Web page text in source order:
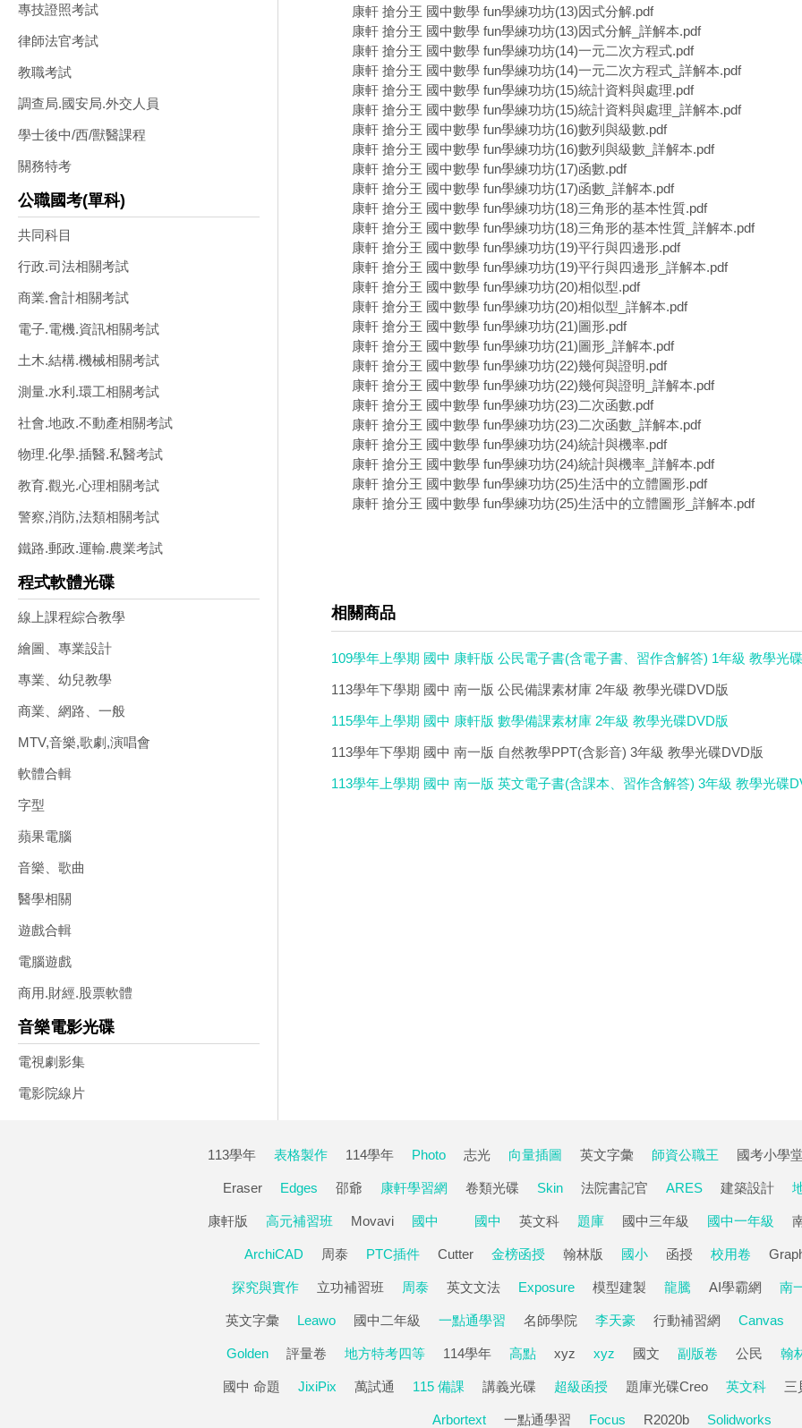
專技證照考試
律師法官考試
教職考試
調查局.國安局.外交人員
學士後中/西/獸醫課程
關務特考
公職國考(單科)
共同科目
行政.司法相關考試
商業.會計相關考試
電子.電機.資訊相關考試
土木.結構.機械相關考試
測量.水利.環工相關考試
社會.地政.不動產相關考試
物理.化學.插醫.私醫考試
教育.觀光.心理相關考試
警察,消防,法類相關考試
鐵路.郵政.運輸.農業考試
程式軟體光碟
線上課程綜合教學
繪圖、專業設計
專業、幼兒教學
商業、網路、一般
MTV,音樂,歌劇,演唱會
軟體合輯
字型
蘋果電腦
音樂、歌曲
醫學相關
遊戲合輯
電腦遊戲
商用.財經.股票軟體
音樂電影光碟
電視劇影集
電影院線片
康軒 搶分王 國中數學 fun學練功坊(13)因式分解.pdf
康軒 搶分王 國中數學 fun學練功坊(13)因式分解_詳解本.pdf
康軒 搶分王 國中數學 fun學練功坊(14)一元二次方程式.pdf
康軒 搶分王 國中數學 fun學練功坊(14)一元二次方程式_詳解本.pdf
康軒 搶分王 國中數學 fun學練功坊(15)統計資料與處理.pdf
康軒 搶分王 國中數學 fun學練功坊(15)統計資料與處理_詳解本.pdf
康軒 搶分王 國中數學 fun學練功坊(16)數列與級數.pdf
康軒 搶分王 國中數學 fun學練功坊(16)數列與級數_詳解本.pdf
康軒 搶分王 國中數學 fun學練功坊(17)函數.pdf
康軒 搶分王 國中數學 fun學練功坊(17)函數_詳解本.pdf
康軒 搶分王 國中數學 fun學練功坊(18)三角形的基本性質.pdf
康軒 搶分王 國中數學 fun學練功坊(18)三角形的基本性質_詳解本.pdf
康軒 搶分王 國中數學 fun學練功坊(19)平行與四邊形.pdf
康軒 搶分王 國中數學 fun學練功坊(19)平行與四邊形_詳解本.pdf
康軒 搶分王 國中數學 fun學練功坊(20)相似型.pdf
康軒 搶分王 國中數學 fun學練功坊(20)相似型_詳解本.pdf
康軒 搶分王 國中數學 fun學練功坊(21)圖形.pdf
康軒 搶分王 國中數學 fun學練功坊(21)圖形_詳解本.pdf
康軒 搶分王 國中數學 fun學練功坊(22)幾何與證明.pdf
康軒 搶分王 國中數學 fun學練功坊(22)幾何與證明_詳解本.pdf
康軒 搶分王 國中數學 fun學練功坊(23)二次函數.pdf
康軒 搶分王 國中數學 fun學練功坊(23)二次函數_詳解本.pdf
康軒 搶分王 國中數學 fun學練功坊(24)統計與機率.pdf
康軒 搶分王 國中數學 fun學練功坊(24)統計與機率_詳解本.pdf
康軒 搶分王 國中數學 fun學練功坊(25)生活中的立體圖形.pdf
康軒 搶分王 國中數學 fun學練功坊(25)生活中的立體圖形_詳解本.pdf
相關商品
109學年上學期 國中 康軒版 公民電子書(含電子書、習作含解答) 1年級 教學光
113學年下學期 國中 南一版 公民備課素材庫 2年級 教學光碟DVD版
115學年上學期 國中 康軒版 數學備課素材庫 2年級 教學光碟DVD版
113學年下學期 國中 南一版 自然教學PPT(含影音) 3年級 教學光碟DVD版
113學年上學期 國中 南一版 英文電子書(含課本、習作含解答) 3年級 教學光碟
113學年 表格製作 114學年 Photo 志光 向量插圖 英文字彙 師資公職王 國考小學
Eraser Edges 邵爺 康軒學習網 卷類光碟 Skin 法院書記官 ARES 建築設計
康軒版 高元補習班 Movavi 國中 國中 英文科 題庫 國中三年級 國中一年級
ArchiCAD 周泰 PTC插件 Cutter 金榜函授 翰林版 國小 函授 校用卷
探究與實作 立功補習班 周泰 英文文法 Exposure 模型建製 龍騰 AI學霸網 南
英文字彙 Leawo 國中二年級 一點通學習 名師學院 李天豪 行動補習網 Canvas
Golden 評量卷 地方特考四等 114學年 高點 xyz xyz 國文 副版卷 公民 翰
國中 命題 JixiPix 萬試通 115 備課 講義光碟 超級函授 題庫光碟Creo 英文科 三
Arbortext 一點通學習 Focus R2020b Solidworks